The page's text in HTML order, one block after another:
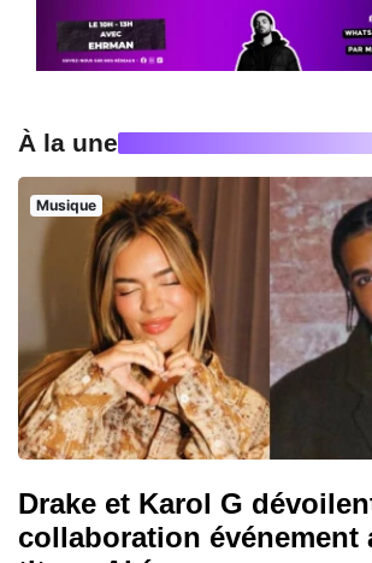
À la une
Musique
Drake et Karol G
collaboration événement